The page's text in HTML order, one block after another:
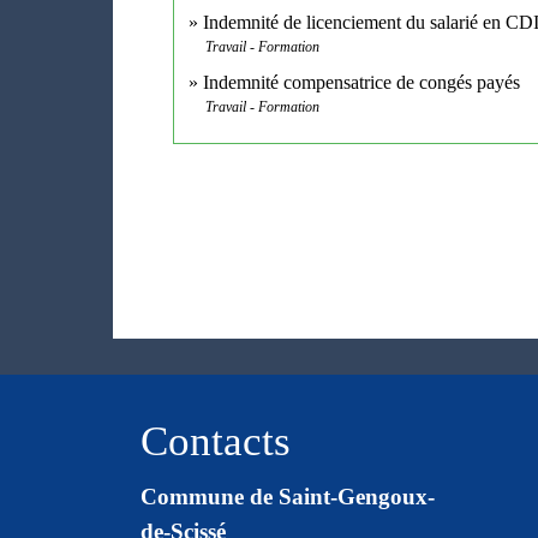
Indemnité de licenciement du salarié en
Travail - Formation
Indemnité compensatrice de congés payés
Travail - Formation
Contacts
Commune de Saint-Gengoux-
de-Scissé